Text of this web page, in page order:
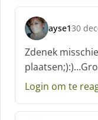
e
f
:
ayse1
s
c
h
r
e
f
30
Zdenek
Login om te